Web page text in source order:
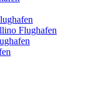
Flughafen